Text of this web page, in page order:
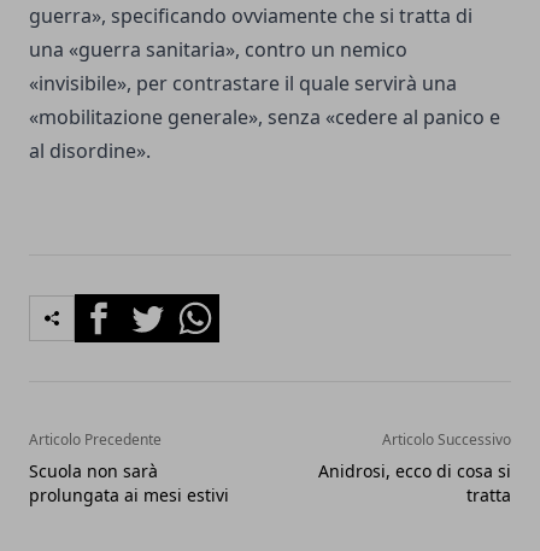
guerra», specificando ovviamente che si tratta di
una «guerra sanitaria», contro un nemico
«invisibile», per contrastare il quale servirà una
«mobilitazione generale», senza «cedere al panico e
al disordine».
FacebookTwitterWhatsapp
Articolo Precedente
Scuola non sarà
prolungata ai mesi estivi
Articolo Successivo
Anidrosi, ecco di cosa si
tratta